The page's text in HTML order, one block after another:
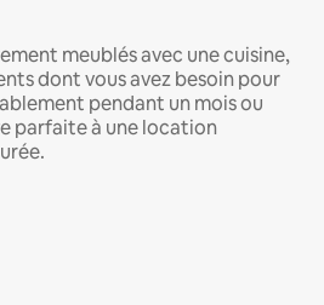
meublés avec une cuisine,
dont vous avez besoin pour
pendant un mois ou
parfaite à une location